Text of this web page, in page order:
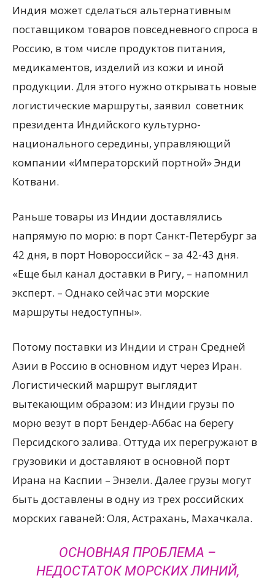
Индия может сделаться альтернативным
поставщиком товаров повседневного спроса в
Россию, в том числе продуктов питания,
медикаментов, изделий из кожи и иной
продукции. Для этого нужно открывать новые
логистические маршруты, заявил советник
президента Индийского культурно-
национального середины, управляющий
компании «Императорский портной» Энди
Котвани.
Раньше товары из Индии доставлялись
напрямую по морю: в порт Санкт-Петербург за
42 дня, в порт Новороссийск – за 42-43 дня.
«Еще был канал доставки в Ригу, – напомнил
эксперт. – Однако сейчас эти морские
маршруты недоступны».
Потому поставки из Индии и стран Средней
Азии в Россию в основном идут через Иран.
Логистический маршрут выглядит
вытекающим образом: из Индии грузы по
морю везут в порт Бендер-Аббас на берегу
Персидского залива. Оттуда их перегружают в
грузовики и доставляют в основной порт
Ирана на Каспии – Энзели. Далее грузы могут
быть доставлены в одну из трех российских
морских гаваней: Оля, Астрахань, Махачкала.
ОСНОВНАЯ ПРОБЛЕМА –
НЕДОСТАТОК МОРСКИХ ЛИНИЙ,